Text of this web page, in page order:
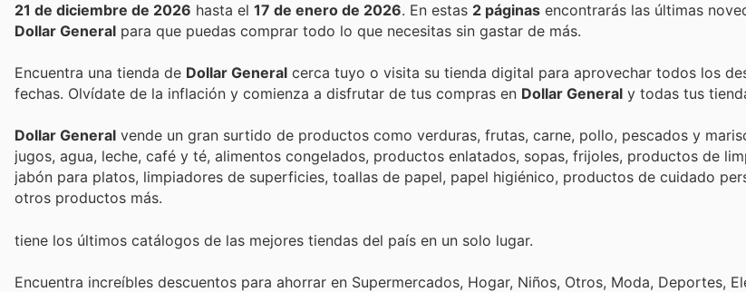
21 de diciembre de 2026 hasta el 17 de enero de 2026 . En estas 2 páginas encontrarás las últimas
Dollar General para que puedas comprar todo lo que necesitas sin gastar de más.
Encuentra una tienda de Dollar General cerca tuyo o visita su tienda digital para aprovechar todos los
fechas. Olvídate de la inflación y comienza a disfrutar de tus compras en Dollar General y todas tus
Dollar General vende un gran surtido de productos como verduras, frutas, carne, pollo, pescados y
jugos, agua, leche, café y té, alimentos congelados, productos enlatados, sopas, frijoles, productos de
jabón para platos, limpiadores de superficies, toallas de papel, papel higiénico, productos de cuidado
otros productos más.
tiene los últimos catálogos de las mejores tiendas del país en un solo lugar.
Encuentra increíbles descuentos para ahorrar en Supermercados, Hogar, Niños, Otros, Moda, Deportes,